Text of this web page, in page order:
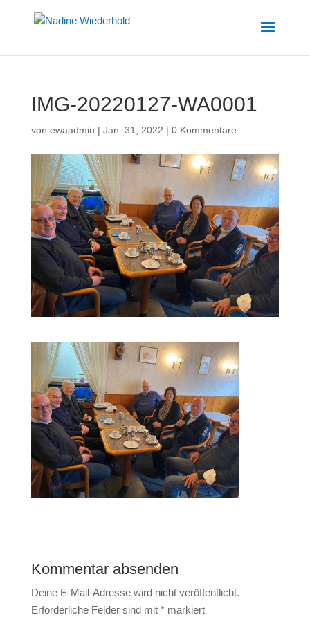
IMG-20220127-WA0001
von ewaadmin | Jan. 31, 2022 | 0 Kommentare
Kommentar absenden
Deine E-Mail-Adresse wird nicht veröffentlicht.
Erforderliche Felder sind mit *markiert